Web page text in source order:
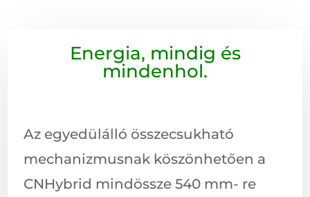
Energia, mindig és
mindenhol.
Az egyedülálló összecsukható
mechanizmusnak köszönhetően a
CNHybrid mindössze 540 mm- re